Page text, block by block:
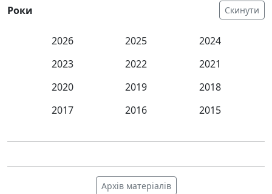
Івана
Римлян
1 Коринтян
Галатів
Ефесян
Колосян
1 Солунян
Ярослав Біличенко
Роки Скинути
2026 2025
2024
2023
2022
2021
2020
2019
2018
2017
2016 2015
Архів матеріалів